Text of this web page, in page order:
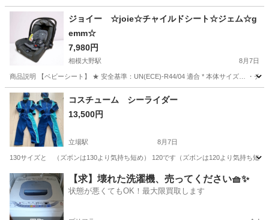
ジョイー ☆joie☆チャイルドシート☆ジェム☆g
emm☆
7,980円
相模大野駅 8月7日
商品説明 【ベビーシート】 ★ 安全基準：UN(ECE)-R44/04 適合 * 本体サイズ… ・チ
神奈川 相模原市 相模大野駅 ベビー用品
コスチューム シーライダー
13,500円
立場駅 8月7日
130サイズと （ズボンは130より気持ち短め） 120です（ズボンは120より気持ち短
神奈川 横浜市 立場駅 キッズ用品 コスチューム
【求】壊れた洗濯機、売ってください🧺✨
状態が悪くてもOK！最大限買取します